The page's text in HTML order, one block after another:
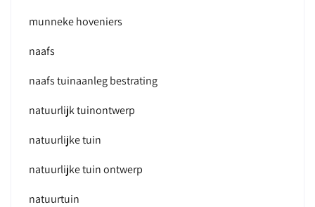
munneke hoveniers
naafs
naafs tuinaanleg bestrating
natuurlijk tuinontwerp
natuurlijke tuin
natuurlijke tuin ontwerp
natuurtuin